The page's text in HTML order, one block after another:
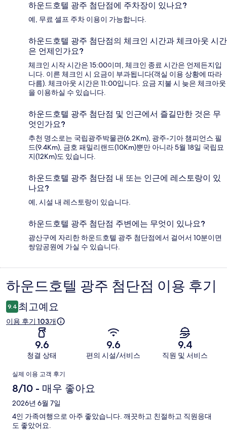
하운드호텔 광주 첨단점에 주차장이 있나요?
예, 무료 셀프 주차 이용이 가능합니다.
하운드호텔 광주 첨단점의 체크인 시간과 체크아웃 시간
은 언제인가요?
체크인 시작 시간은 15:00이며, 체크인 종료 시간은 언제든지입
니다. 이른 체크인 시 요금이 부과됩니다(객실 이용 상황에 따라
다름). 체크아웃 시간은 11:00입니다. 요금 지불 시 늦은 체크아웃
을 이용하실 수 있습니다.
하운드호텔 광주 첨단점 및 인근에서 즐길만한 것은 무
엇인가요?
추천 명소로는 국립광주박물관(6.2Km), 광주-기아 챔피언스 필
드(9.4Km), 금호 패밀리랜드(10Km)뿐만 아니라 5월 18일 국립묘
지(12Km)도 있습니다.
하운드호텔 광주 첨단점 내 또는 인근에 레스토랑이 있
나요?
예, 시설 내 레스토랑이 있습니다.
하운드호텔 광주 첨단점 주변에는 무엇이 있나요?
광산구에 자리한 하운드호텔 광주 첨단점에서 걸어서 10분이면
쌍암공원에 가실 수 있습니다.
이
용
후
하운드호텔 광주 첨단점 이용 후기
9.4 최고예요
이용 후기 103개
9.6
청결 상태
9.6
편의 시설/서비스
9.4
직원 및 서비스
이
용
후
기
실제 이용 고객 후기
8/10 - 매우 좋아요
2026년 6월 7일
4인 가족여행으로 아주 좋았습니다. 깨끗하고 친절하고 직원응대
도 좋았어요.